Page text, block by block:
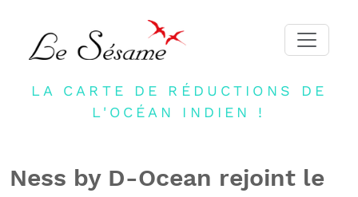
ACCUEIL
BLOG
LA CARTE DE RÉDUCTIONS DE
L'OCÉAN INDIEN !
Ness by D-Ocean rejoint le